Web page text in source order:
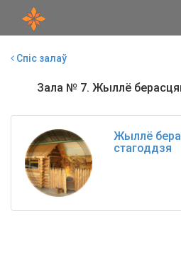
Спіс залаў
Зала № 7. Жыллё
Жыллё
стагоддзя